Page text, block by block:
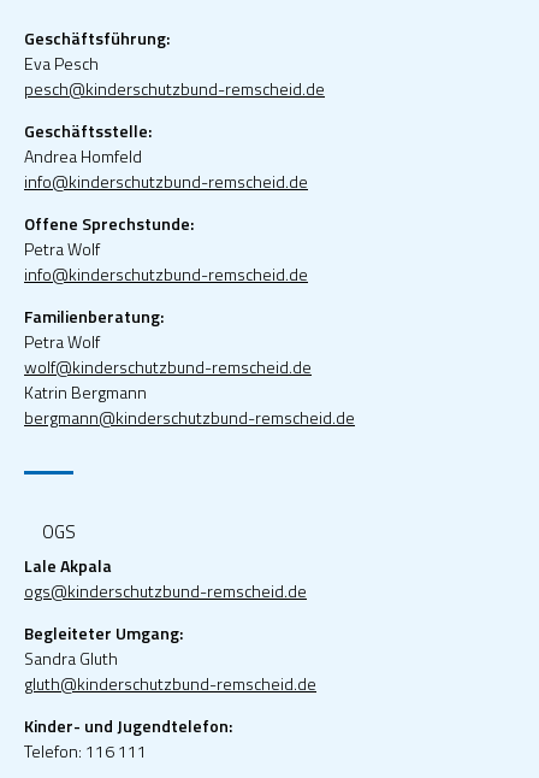
Geschäftsführung:
Eva Pesch
pesch@kinderschutzbund-remscheid.de
Geschäftsstelle:
Andrea Homfeld
info@kinderschutzbund-remscheid.de
Offene Sprechstunde:
Petra Wolf
info@kinderschutzbund-remscheid.de
Familienberatung:
Petra Wolf
wolf@kinderschutzbund-remscheid.de
Katrin Bergmann
bergmann@kinderschutzbund-remscheid.de
OGS
Lale Akpala
ogs@kinderschutzbund-remscheid.de
Begleiteter Umgang:
Sandra Gluth
gluth@kinderschutzbund-remscheid.de
Kinder- und Jugendtelefon:
Telefon: 116 111